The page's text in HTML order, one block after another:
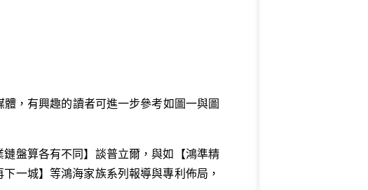
，有興趣的讀者可進一步參考如圖一與圖
盤算各有不同 】談普立爾，與如【鴻準精
下一城】等鴻海家族系列報導與專利佈局，